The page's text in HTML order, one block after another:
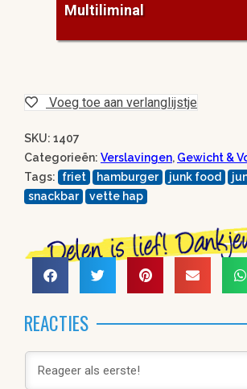
Multiliminal
Voeg toe aan verlanglijstje
SKU: 1407
Categorieën: Verslavingen, Gewicht &
Tags:
friet hamburger junk food
snackbar
vette hap
REACTIES